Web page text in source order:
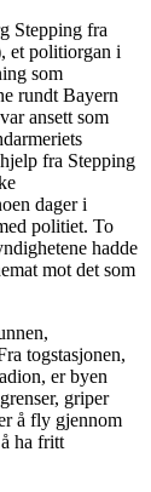
Stepping fra
et politiorgan i
som
rundt Bayern
ansett som
fra Stepping
dager i
politiet. To
hadde
mot det som
togstasjonen,
er byen
griper
å fly gjennom
ha fritt